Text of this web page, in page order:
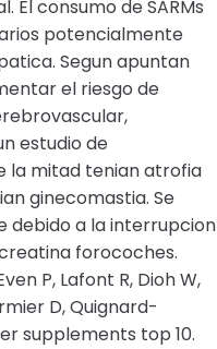
El consumo de SARMs
potencialmente
Segun apuntan
el riesgo de
estudio de
la mitad tenian atrofia
ginecomastia. Se
debido a la interrupcion
forocoches.
P, Lafont R, Dioh W,
D, Quignard-
supplements top 10.